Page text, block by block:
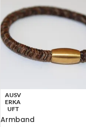
AUSV
ERKA
UFT
Armband